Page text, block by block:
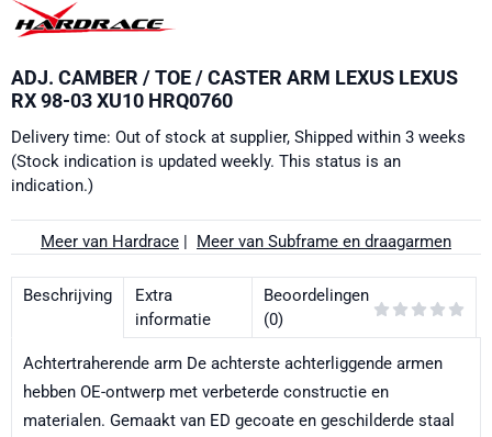
ADJ. CAMBER / TOE / CASTER ARM LEXUS LEXUS
RX 98-03 XU10 HRQ0760
Delivery time: Out of stock at supplier, Shipped within 3 weeks
(Stock indication is updated weekly. This status is an
indication.)
Meer van Hardrace | Meer van Subframe en draagarmen
Beschrijving
Extra
informatie
Beoordelingen
(0)
Achtertraherende arm De achterste achterliggende armen
hebben OE-ontwerp met verbeterde constructie en
materialen. Gemaakt van ED gecoate en geschilderde staal